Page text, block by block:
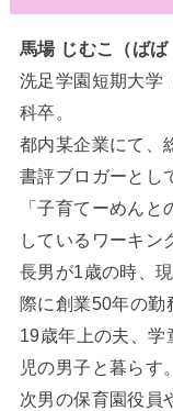
馬場 じむこ（ばば
洗足学園短期大
科卒。
都内某企業にて、
書評ブロガーとし
「子育てーめん
しているワーキン
長男が1歳の時、
際に創業50年の勤
19歳年上の夫、学
児の男子と暮らす。
次男の保育園役員